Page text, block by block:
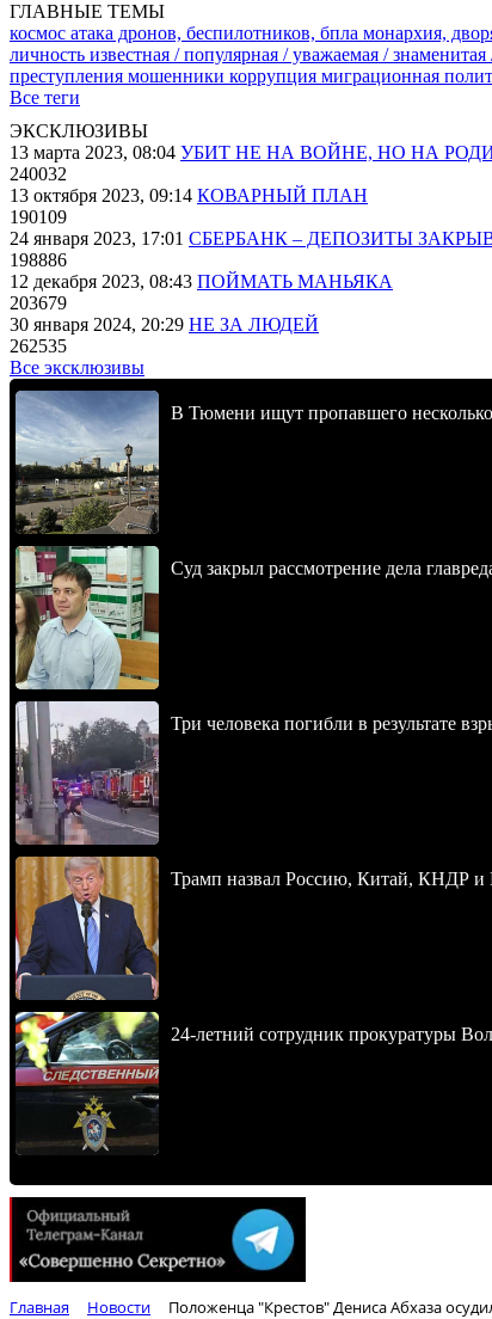
ГЛАВНЫЕ ТЕМЫ
космос атака дронов, беспилотников, бпла монархия,
личность известная / популярная / уважаемая / знаменитая
преступления мошенники коррупция миграционная
Все теги
ЭКСКЛЮЗИВЫ
13 марта 2023, 08:04 УБИТ НЕ НА ВОЙНЕ, НО НА
240032
13 октября 2023, 09:14 КОВАРНЫЙ ПЛАН
190109
24 января 2023, 17:01 СБЕРБАНК – ДЕПОЗИТЫ
198886
12 декабря 2023, 08:43 ПОЙМАТЬ МАНЬЯКА
203679
30 января 2024, 20:29 НЕ ЗА ЛЮДЕЙ
262535
Все эксклюзивы
В Тюмени ищут пропавшего
Суд закрыл рассмотрение дела
Три человека погибли в результате
Трамп назвал Россию, Китай, КНДР и
24-летний сотрудник прокуратуры
Главная Новости Положенца "Крестов" Дениса Абхаза